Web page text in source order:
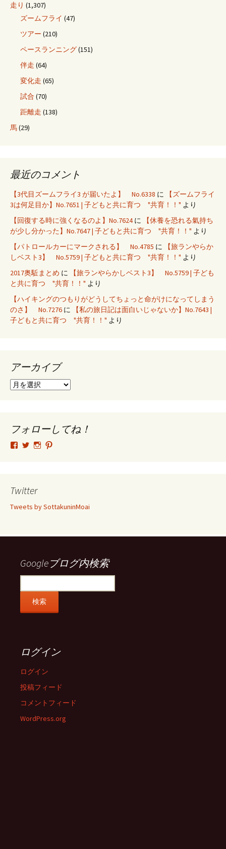
走り (1,307)
ズームフライ (47)
ツアー (210)
ペースランニング(151)
伴走 (64)
変化走 (65)
試合 (70)
距離走 (138)
馬(29)
最近のコメント
【3代目ズームフライ3 が届いたよ】 No.6338 に
【ズームフライ
3は何足目か】No.7651 | 子どもと共に育つ "共育！！" より
【回復する時に強くなるのよ】No.7624に
【休養を恐れる氣持ち
が少し分かった】No.7647 | 子どもと共に育つ "共育！！" より
【パトロールカーにマークされる】 No.4785 に
【旅ランやらか
しベスト3】 No.5759 | 子どもと共に育つ "共育！！" より
2017奥駈まとめ に
【旅ランやらかしベスト3】 No.5759 | 子ども
と共に育つ "共育！！" より
【ハイキングのつもりがどうしてちょっと命がけになってしまう
のさ】 No.7276 に
【私の旅日記は面白いじゃないか】No.7643 |
子どもと共に育つ "共育！！" より
アーカイブ
ア
ブ
フォローしてね！
tsutomu.hattori.33
フ
ー
SottakuninMoai
フ
ー
tsutomu.hattori.33
ー
示
ー
示
Twitter
Tweets by SottakuninMoai
Googleブログ内検索
ログイン
ログイン
投稿フィード
コメントフィード
WordPress.org